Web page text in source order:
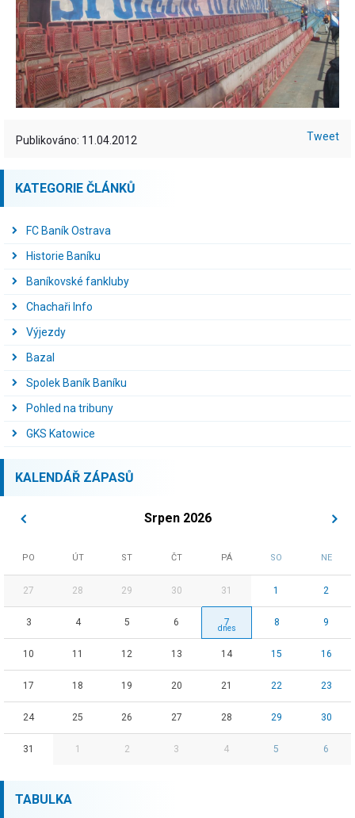
Publikováno: 11.04.2012 Tweet
KATEGORIE ČLÁNKŮ
FC Baník Ostrava
Historie Baníku
Baníkovské fankluby
Chachaři Info
Výjezdy
Bazal
Spolek Baník Baníku
Pohled na tribuny
GKS Katowice
KALENDÁŘ ZÁPASŮ
Srpen 2026
PO ÚT ST ČT PÁ SO NE
27 28 29 30 31 1 2
3 4 5 6 7 8 9
10 11 12 13 14 15 16
17 18 19 20 21 22 23
24 25 26 27 28 29 30
31 1 2 3 4 5 6
TABULKA